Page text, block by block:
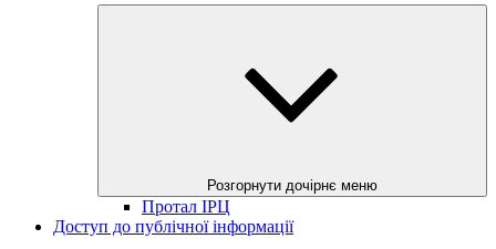
Розгорнути дочірнє меню
Протал ІРЦ
Доступ до публічної інформації